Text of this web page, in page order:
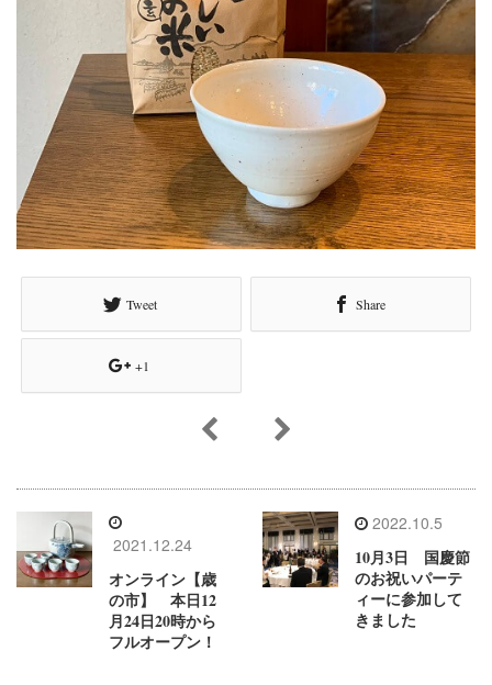
Tweet Share
+1
2021.12.24
オンライン【歳
の市】 本日12
月24日20時から
フルオープン！
2022.10.5
10月3日 国慶節
のお祝いパーテ
ィーに参加して
きました